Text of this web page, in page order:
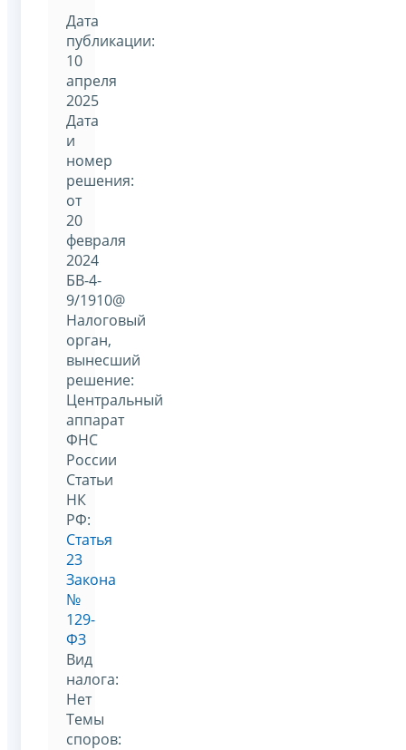
Дата
публикации:
10
апреля
2025
Дата
и
номер
решения:
от
20
февраля
2024
БВ-4-
9/1910@
Налоговый
орган,
вынесший
решение:
Центральный
аппарат
ФНС
России
Статьи
НК
РФ:
Статья
23
Закона
№
129-
ФЗ
Вид
налога:
Нет
Темы
споров: